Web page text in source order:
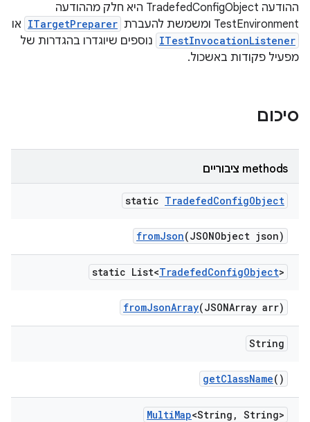
ההודעה TradefedConfigObject היא חלק מההודעה
TestEnvironment ומשמשת להעברת
ITargetPreparer או
ITestInvocationListener נוספים שיוגדרו בהגדרות של
מפעיל פקודות באשכול.
סיכום
‫methods ציבוריים
static TradefedConfigObject
fromJson(JSONObject json)
static List<TradefedConfigObject>
fromJsonArray(JSONArray arr)
String
getClassName()
MultiMap<String , String>